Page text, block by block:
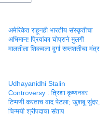
अमेरिकेत राहूनही भारतीय संस्कृतीचा
अभिमान! प्रियांका चोप्राने मुलगी
मालतीला शिकवला दुर्गा सप्तशतीचा मंत्र
Udhayanidhi Stalin
Controversy : त्रिशा कृष्णनवर
टिप्पणी करताच वाद पेटला; खुशबू सुंदर,
चिन्मयी श्रीपदाचा संताप